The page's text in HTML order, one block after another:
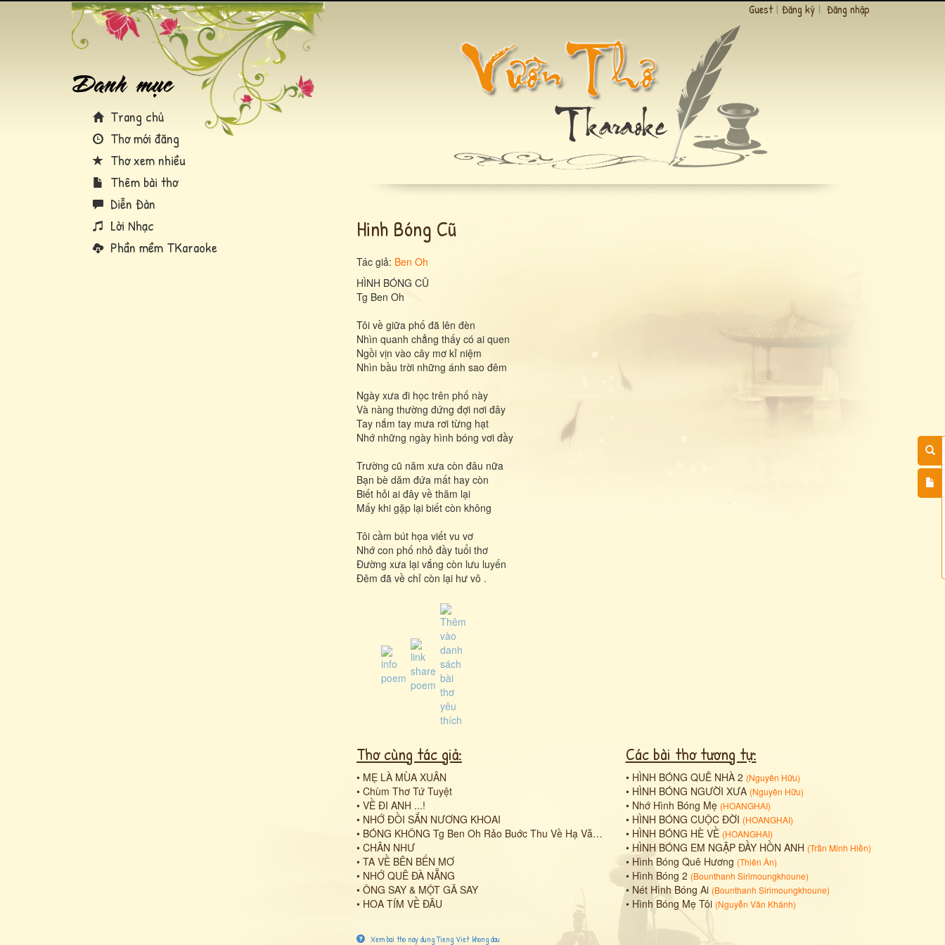
Trang chủ
Thơ mới đăng
Thơ xem nhiều
Thêm bài thơ
Diễn Đàn
Lời Nhạc
Phần mềm TKaraoke
Guest | Đăng ký | Đăng nhập
Hinh Bóng Cũ
Tác giả: Ben Oh
HÌNH BÓNG CŨ
Tg Ben Oh
Tôi về giữa phố đã lên đèn
Nhìn quanh chẳng thấy có ai quen
Ngồi vịn vào cây mơ kỉ niệm
Nhìn bầu trời những ánh sao đêm
Ngày xưa đi học trên phố này
Và nàng thường đứng đợi nơi đây
Tay nắm tay mưa rơi từng hạt
Nhớ những ngày hình bóng vơi đầy
Trường cũ năm xưa còn đâu nữa
Bạn bè dăm đứa mất hay còn
Biết hỏi ai đây về thăm lại
Mấy khi gặp lại biết còn không
Tôi cầm bút họa viết vu vơ
Nhớ con phố nhỏ đầy tuổi thơ
Đường xưa lại vắng còn lưu luyến
Đêm đã về chỉ còn lại hư vô .
Thơ cùng tác giả:
• MẸ LÀ MÙA XUÂN
• Chùm Thơ Tứ Tuyệt
• VỀ ĐI ANH ...!
• NHỚ ĐỒI SẮN NƯƠNG KHOAI
• BÓNG KHÔNG Tg Ben Oh Rảo Buớc Thu Về Hạ Vẫn Còn Nguời Đi Kẻ Ở Lại Chờ Mong Đường Xưa Một Nửa Hồn Tê Tái Lối Cũ Không Ai Thấy Nỗi Lòng Lo Nghĩ Lòng Đau Thêm Nỗi Nhớ Băn Khoăn Số Phận Mãi Chưa Xong Ro
• CHÂN NHƯ
• TA VỀ BÊN BẾN MƠ
• NHỚ QUÊ ĐÀ NẴNG
• ÔNG SAY & MỘT GÃ SAY
• HOA TÍM VỀ ĐÂU
Các bài thơ tương tự:
• HÌNH BÓNG QUÊ NHÀ 2 (Nguyên Hữu)
• HÌNH BÓNG NGƯỜI XƯA (Nguyên Hữu)
• Nhớ Hình Bóng Mẹ (HOANGHAI)
• HÌNH BÓNG CUỘC ĐỜI (HOANGHAI)
• HÌNH BÓNG HÈ VỀ (HOANGHAI)
• HÌNH BÓNG EM NGẬP ĐẦY HỒN ANH (Trần Minh Hiền)
• Hình Bóng Quê Hương (Thiên Ân)
• Hình Bóng 2 (Bounthanh Sirimoungkhoune)
• Nét Hình Bóng Ai (Bounthanh Sirimoungkhoune)
• Hình Bóng Mẹ Tôi (Nguyễn Văn Khánh)
Xem bai tho nay dung Tieng Viet khong dau